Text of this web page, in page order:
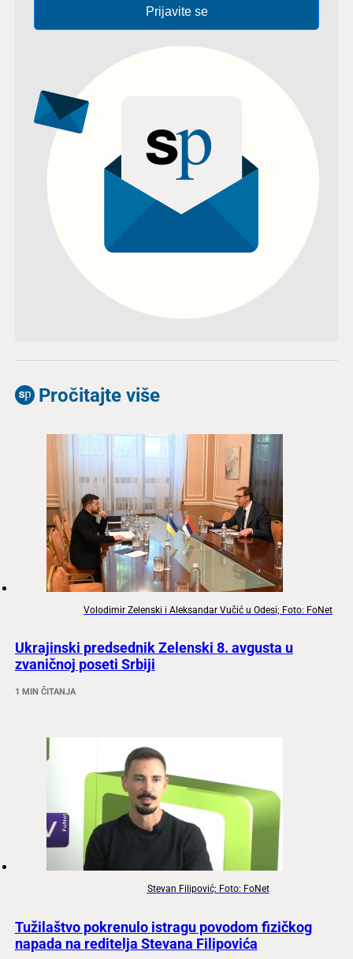
Prijavite se
Pročitajte više
Volodimir Zelenski i Aleksandar Vučić u Odesi; Foto: FoNet
Ukrajinski predsednik Zelenski 8. avgusta u
zvaničnoj poseti Srbiji
1 MIN ČITANJA
Stevan Filipović; Foto: FoNet
Tužilaštvo pokrenulo istragu povodom fizičkog
napada na reditelja Stevana Filipovića